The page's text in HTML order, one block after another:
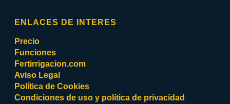
ENLACES DE INTERES
Precio
Funciones
Fertirrigacion.com
Aviso Legal
Política de Cookies
Condiciones de uso y política de privacidad